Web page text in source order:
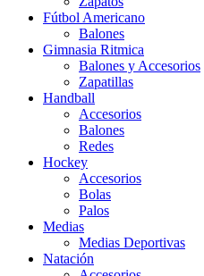
Fútbol Americano
Balones
Gimnasia Ritmica
Balones y Accesorios
Zapatillas
Handball
Accesorios
Balones
Redes
Hockey
Accesorios
Bolas
Palos
Medias
Medias Deportivas
Natación